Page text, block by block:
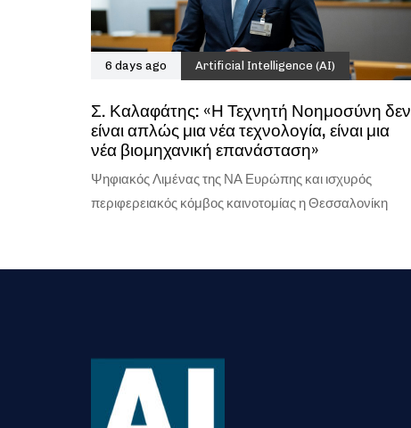
6 days ago Artificial Intelligence (AI)
Σ. Καλαφάτης: «Η Τεχνητή Νοημοσύνη δεν
είναι απλώς μια νέα τεχνολογία, είναι μια
νέα βιομηχανική επανάσταση»
Ψηφιακός Λιμένας της ΝΑ Ευρώπης και ισχυρός
περιφερειακός κόμβος καινοτομίας η Θεσσαλονίκη